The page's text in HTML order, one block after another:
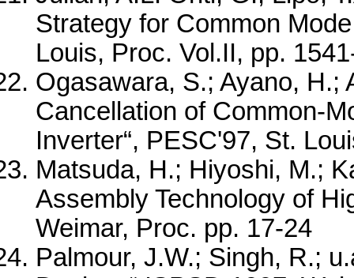
Strategy for Common
Louis, Proc. Vol.II, pp.
Ogasawara, S.; Ayano, H.;
Cancellation of Common-
Inverter“, PESC'97, St.
Matsuda, H.; Hiyoshi, M.;
Assembly Technology of
Weimar, Proc. pp. 17-24
Palmour, J.W.; Singh, R.;